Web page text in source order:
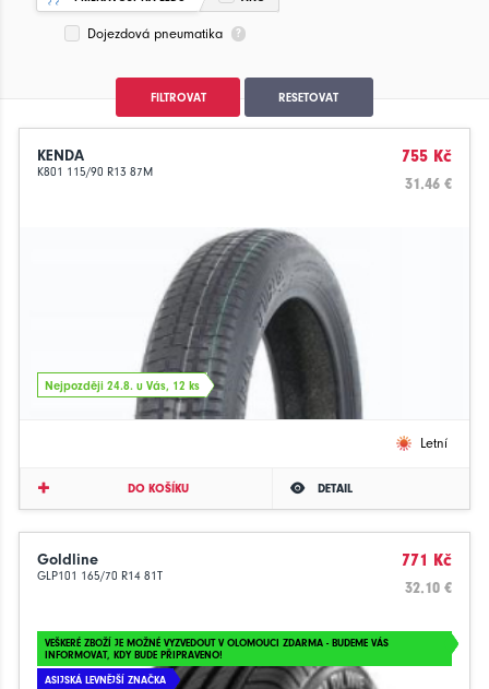
Dojezdová pneumatika
FILTROVAT RESETOVAT
KENDA
K801 115/90 R13 87M
755 Kč
31.46 €
Nejpozději 24.8. u Vás, 12 ks
Letní
DO KOŠÍKU DETAIL
Goldline
GLP101 165/70 R14 81T
771 Kč
32.10 €
VEŠKERÉ ZBOŽÍ JE MOŽNÉ VYZVEDOUT V OLOMOUCI ZDARMA - BUDEME VÁS
INFORMOVAT, KDY BUDE PŘIPRAVENO!
ASIJSKÁ LEVNĚJŠÍ ZNAČKA